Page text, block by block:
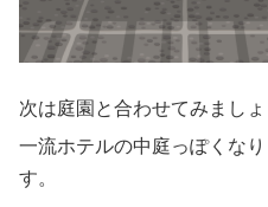
次は庭園と合わせてみましょ
一流ホテルの中庭っぽくな
す。